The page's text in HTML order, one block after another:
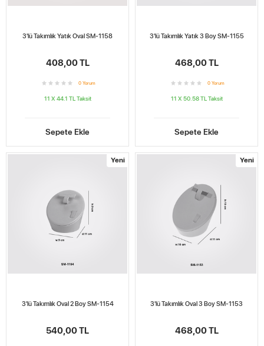
3'lü Takımlık Yatık Oval SM-1158
408,00 TL
0 Yorum
11 X 44.1 TL Taksit
Sepete Ekle
3'lü Takımlık Yatık 3 Boy SM-1155
468,00 TL
0 Yorum
11 X 50.58 TL Taksit
Sepete Ekle
Yeni
3'lü Takımlık Oval 2 Boy SM-1154
540,00 TL
Yeni
3'lü Takımlık Oval 3 Boy SM-1153
468,00 TL